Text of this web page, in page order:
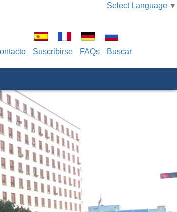
Select Language ▼
Suscribirse FAQs Buscar